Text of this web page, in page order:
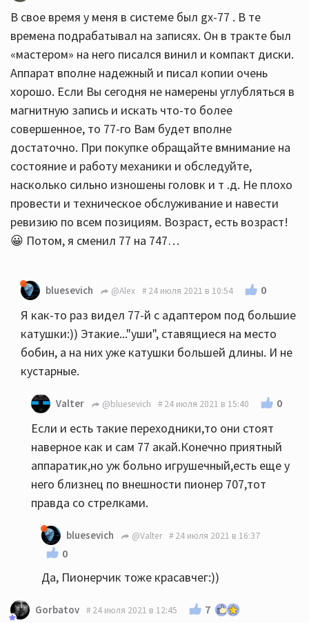
В свое время у меня в системе был gx-77 . В те
времена подрабатывал на записях. Он в тракте был
«мастером» на него писался винил и компакт диски.
Аппарат вполне надежный и писал копии очень
хорошо. Если Вы сегодня не намерены углубляться в
магнитную запись и искать что-то более
совершенное, то 77-го Вам будет вполне
достаточно. При покупке обращайте вмнимание на
состояние и работу механики и обследуйте,
насколько сильно изношены головк и т .д. Не плохо
провести и техническое обслуживание и навести
ревизию по всем позициям. Возраст, есть возраст!
😀 Потом, я сменил 77 на 747…
bluesevich @Alex 24 июля 2021 в 10:54 0
Я как-то раз видел 77-й с адаптером под большие
катушки:)) Этакие..."уши", ставящиеся на место
бобин, а на них уже катушки большей длины. И не
кустарные.
Valter @bluesevich 24 июля 2021 в 15:40 0
Если и есть такие переходники,то они стоят
наверное как и сам 77 акай.Конечно приятный
аппаратик,но уж больно игрушечный,есть еще у
него близнец по внешности пионер 707,тот
правда со стрелками.
bluesevich @Valter 24 июля 2021 в 16:37
0
Да, Пионерчик тоже красавчег:))
Gorbatov 24 июля 2021 в 12:45 7